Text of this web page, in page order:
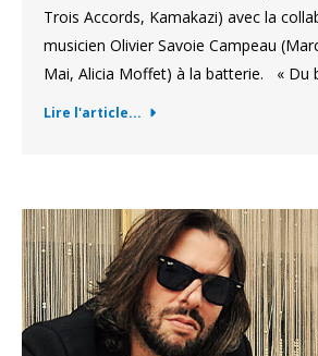
Trois Accords, Kamakazi) avec la
musicien Olivier Savoie Campeau
Mai, Alicia Moffet) à la batterie. « Du
Lire l'article...